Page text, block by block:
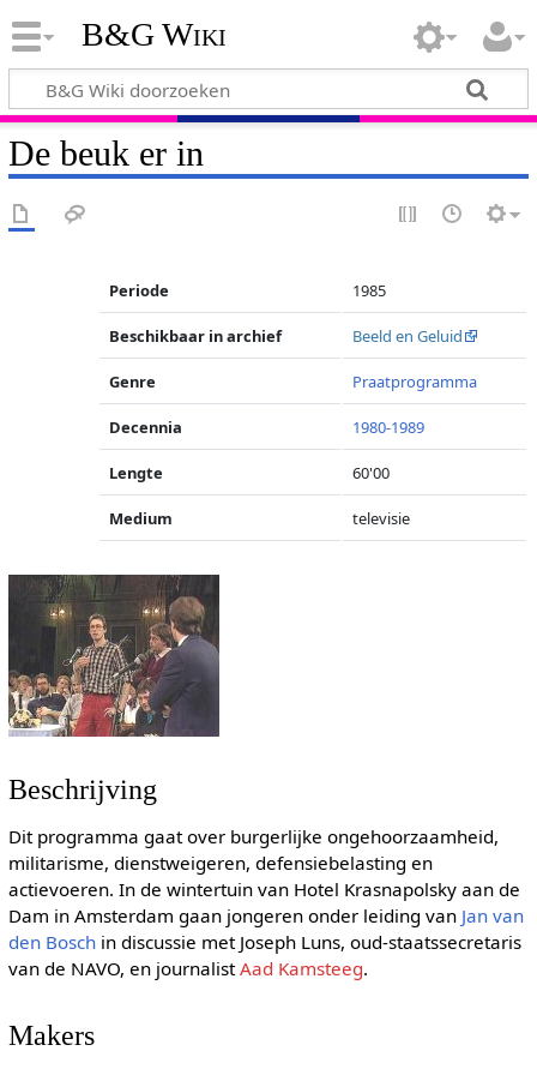
B&G Wiki
De beuk er in
Periode 1985
Beschikbaar in archief Beeld en Geluid
Genre Praatprogramma
Decennia 1980-1989
Lengte 60'00
Medium televisie
Beschrijving
Dit programma gaat over burgerlijke ongehoorzaamheid,
militarisme, dienstweigeren, defensiebelasting en
actievoeren. In de wintertuin van Hotel Krasnapolsky aan de
Dam in Amsterdam gaan jongeren onder leiding van Jan van
den Boschin discussie met Joseph Luns, oud-staatssecretaris
van de NAVO, en journalistAad Kamsteeg.
Makers